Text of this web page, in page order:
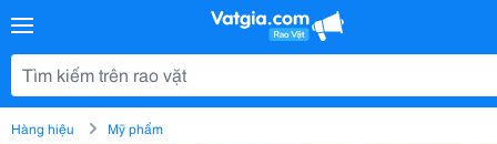
Hàng hiệu Mỹ phẩm